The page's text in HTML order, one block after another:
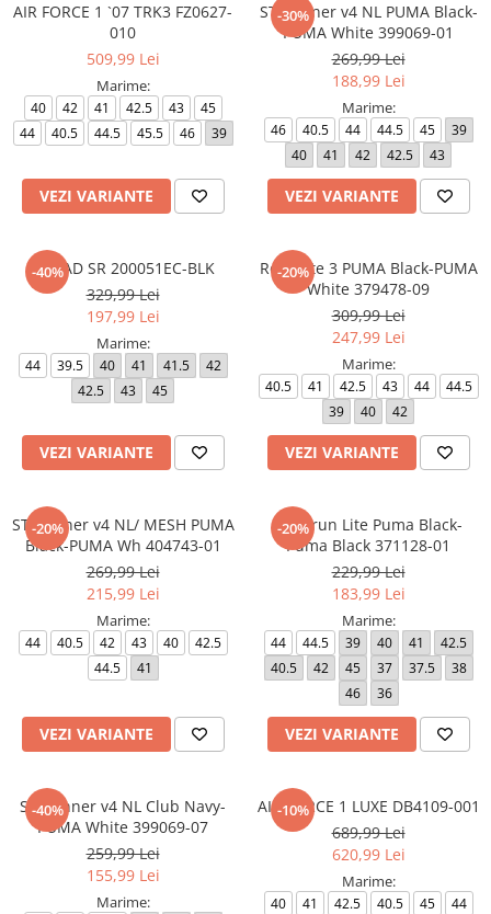
AIR FORCE 1 `07 TRK3 FZ0627-
010
509,99 Lei
Marime:
40 42 41 42.5 43
45
44
40.5 44.5 45.5 46 39
VEZI VARIANTE
-30%
ST Runner v4 NL PUMA Black-
PUMA White 399069-01
269,99 Lei
188,99 Lei
Marime:
46 40.5 44 44.5 45
39
40
41 42 42.5 43
VEZI VARIANTE
-40%
SQUAD SR 200051EC-BLK
329,99 Lei
197,99 Lei
Marime:
44 39.5 40 41 41.5
42
42.5
43 45
VEZI VARIANTE
-20%
Retaliate 3 PUMA Black-PUMA
White 379478-09
309,99 Lei
247,99 Lei
Marime:
40.5 41 42.5 43 44
44.5
39
40 42
VEZI VARIANTE
-20%
ST Runner v4 NL/ MESH PUMA
Black-PUMA Wh 404743-01
269,99 Lei
215,99 Lei
Marime:
44 40.5 42 43 40
42.5
44.5
41
VEZI VARIANTE
-20%
Anzarun Lite Puma Black-
Puma Black 371128-01
229,99 Lei
183,99 Lei
Marime:
44 44.5 39 40 41
42.5
40.5
42 45 37 37.5
38
46
36
VEZI VARIANTE
-40%
ST Runner v4 NL Club Navy-
PUMA White 399069-07
259,99 Lei
155,99 Lei
Marime:
-10%
AIR FORCE 1 LUXE DB4109-001
689,99 Lei
620,99 Lei
Marime:
40 41 42.5 40.5 45
44